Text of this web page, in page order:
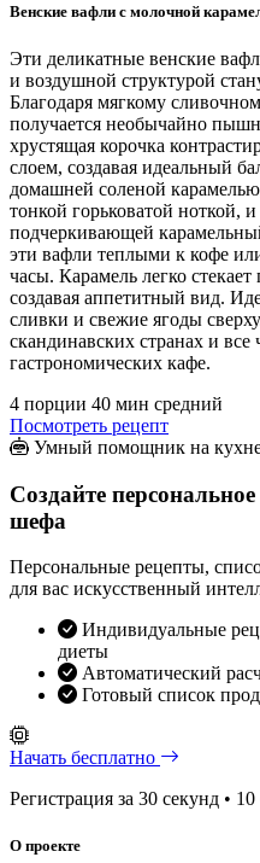
Венские вафли с молочной
Эти деликатные венские
и воздушной структурой
Благодаря мягкому
получается необычайно
хрустящая корочка
слоем, создавая идеальный
домашней соленой
тонкой горьковатой ноткой,
подчеркивающей
эти вафли теплыми к кофе
часы. Карамель легко
создавая аппетитный вид.
сливки и свежие ягоды
скандинавских странах и все
гастрономических кафе.
4 порции 40 мин средний
Посмотреть рецепт
Умный помощник на
Создайте
шефа
Персональные рецепты,
для вас искусственный
Индивидуальные
диеты
Автоматический
Готовый список
Начать бесплатно
Регистрация за 30 секунд •
О проекте